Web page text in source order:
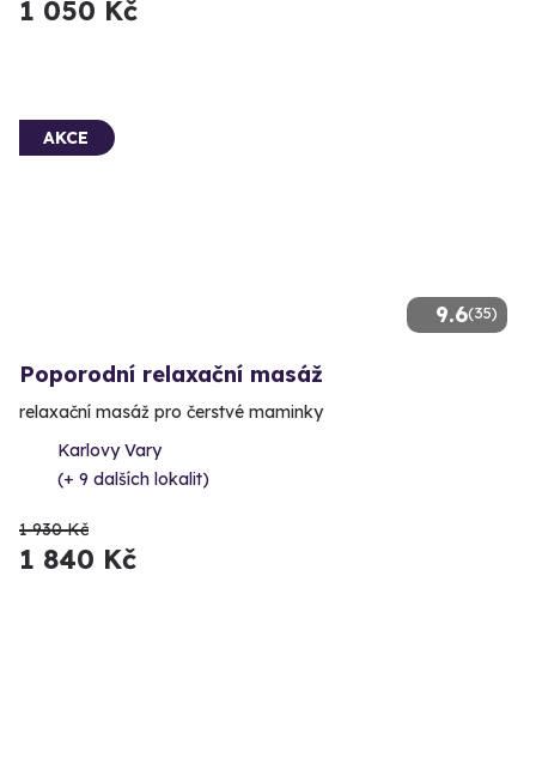
1 050 Kč
9.6(35)
AKCE
Poporodní relaxační masáž
relaxační masáž pro čerstvé maminky
Karlovy Vary
(+ 9 dalších lokalit)
1 930 Kč
1 840 Kč